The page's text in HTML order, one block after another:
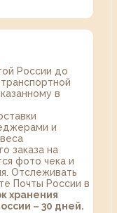
России до
в
и
заказа на
фото чека и
Отслеживать
Почты России в
хранения
– 30 дней.